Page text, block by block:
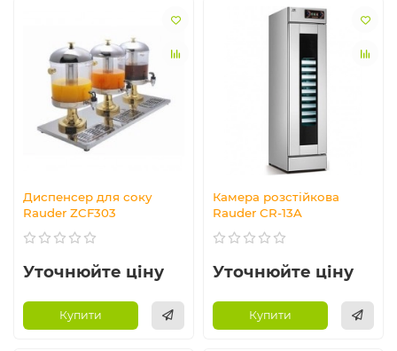
Диспенсер для соку
Rauder ZCF303
Уточнюйте ціну
Купити
Камера розстійкова
Rauder CR-13A
Уточнюйте ціну
Купити